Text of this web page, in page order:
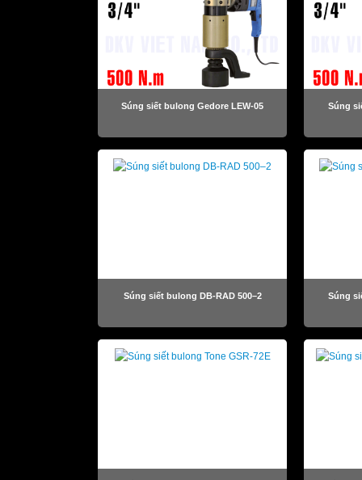
Súng siết bulong Gedore LEW-05 Súng
Súng siết bulong DB-RAD 500–2 Súng